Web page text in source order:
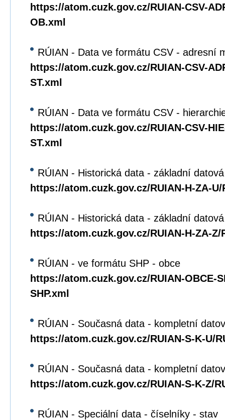
https://atom.cuzk.gov.cz/RUIAN-CSV-
OB.xml
RÚIAN - Data ve formátu CSV - adresní
https://atom.cuzk.gov.cz/RUIAN-CSV-
ST.xml
RÚIAN - Data ve formátu CSV -
https://atom.cuzk.gov.cz/RUIAN-CSV-
ST.xml
RÚIAN - Historická data - základní
https://atom.cuzk.gov.cz/RUIAN-H-ZA-U/
RÚIAN - Historická data - základní
https://atom.cuzk.gov.cz/RUIAN-H-ZA-Z/
RÚIAN - ve formátu SHP - obce
https://atom.cuzk.gov.cz/RUIAN-OBCE-
SHP.xml
RÚIAN - Současná data - kompletní
https://atom.cuzk.gov.cz/RUIAN-S-K-U/
RÚIAN - Současná data - kompletní
https://atom.cuzk.gov.cz/RUIAN-S-K-Z/
RÚIAN - Speciální data - číselníky - stav